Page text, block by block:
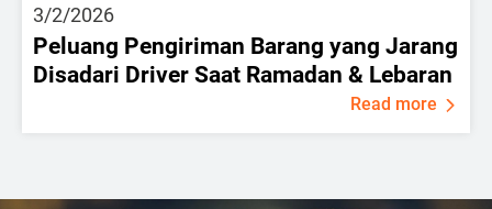
3/2/2026
Peluang Pengiriman Barang yang Jarang
Disadari Driver Saat Ramadan & Lebaran
Read more